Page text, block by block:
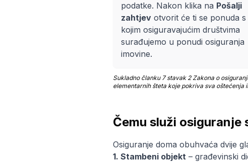
podatke. Nakon klika na Pošalji
zahtjev otvorit će ti se ponuda s
kojim osiguravajućim društvima
surađujemo u ponudi osiguranja
imovine.
Sukladno članku 7 stavak 2 Zakona o
elementarnih šteta koje pokriva sva oštećenja
Čemu služi osiguranje
Osiguranje doma obuhvaća dvije
1. Stambeni objekt – građevinski